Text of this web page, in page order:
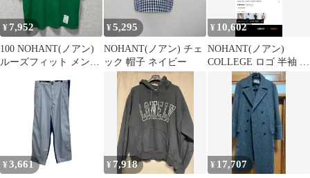
¥7,952
100 NOHANT(ノアン)
ルーズフィット メンズ
¥5,295
NOHANT(ノアン) チェ
ック 帽子 ネイビー
¥ 10,602
NOHANT(ノアン)
COLLEGE ロゴ 半袖 T
シャツ 白
¥ 3,661 ¥ 7,918 ¥ 17,707